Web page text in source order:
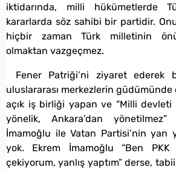
iktidarında, milli hükümetlerde
kararlarda söz sahibi bir partidir.
hiçbir zaman Türk milletinin
olmaktan vazgeçmez.
Fener Patriği’ni ziyaret ederek
uluslararası merkezlerin güdümünde
açık iş birliği yapan ve “Milli devleti
yönelik, Ankara’dan
İmamoğlu ile Vatan Partisi’nin yan
yok. Ekrem İmamoğlu “Ben PKK
çekiyorum, yanlış yaptım” derse,